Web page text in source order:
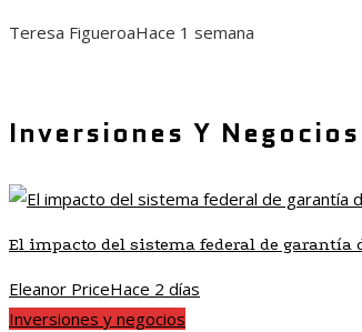
Teresa FigueroaHace 1 semana
Inversiones Y Negocios
El impacto del sistema federal de garantía
Eleanor PriceHace 2 días
Inversiones y negocios